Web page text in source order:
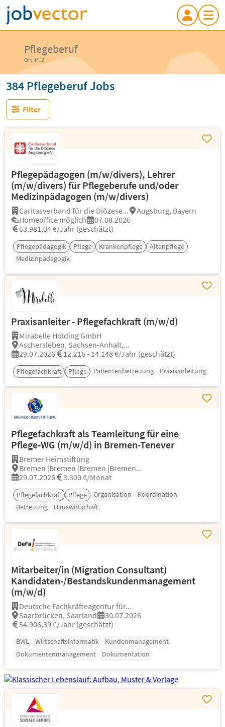
Pflegeberuf
Ort, PLZ
384 Pflegeberuf Jobs
Filter
Pflegepädagogen (m/w/divers), Lehrer
(m/w/divers) für Pflegeberufe und/oder
Medizinpädagogen (m/w/divers)
Caritasverband für die Diözese...
Augsburg, Bayern
Homeoffice möglich
07.08.2026
63.981,04 €/Jahr (geschätzt)
Pflegepädagogik Pflege Krankenpflege
Altenpflege
Medizinpädagogik
Praxisanleiter - Pflegefachkraft (m/w/d)
Mirabelle Holding GmbH
Aschersleben, Sachsen-Anhalt,...
29.07.2026
12.216 - 14.148 €/Jahr (geschätzt)
Pflegefachkraft Pflege Patientenbetreuung Praxisanleitung
Pflegefachkraft als Teamleitung für eine
Pflege-WG (m/w/d) in Bremen-Tenever
Bremer Heimstiftung
Bremen |Bremen |Bremen |Bremen...
29.07.2026
3.300 €/Monat
Pflegefachkraft Pflege Organisation
Koordination
Betreuung
Hauswirtschaft
Mitarbeiter/in (Migration Consultant)
Kandidaten-/Bestandskundenmanagement
(m/w/d)
Deutsche Fachkräfteagentur für...
Saarbrücken, Saarland
30.07.2026
54.906,39 €/Jahr (geschätzt)
BWL Wirtschaftsinformatik
Kundenmanagement
Dokumentenmanagement
Dokumentation